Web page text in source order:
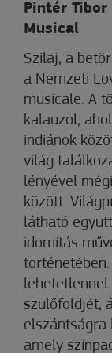
Pintér Tibor
Musical
Szilaj, a
a Nemzeti
musicale. A
kalauzol,
indiánok
világ
lényével
között.
látható
idomítás
szülőföldjét,
elszántságra
amely